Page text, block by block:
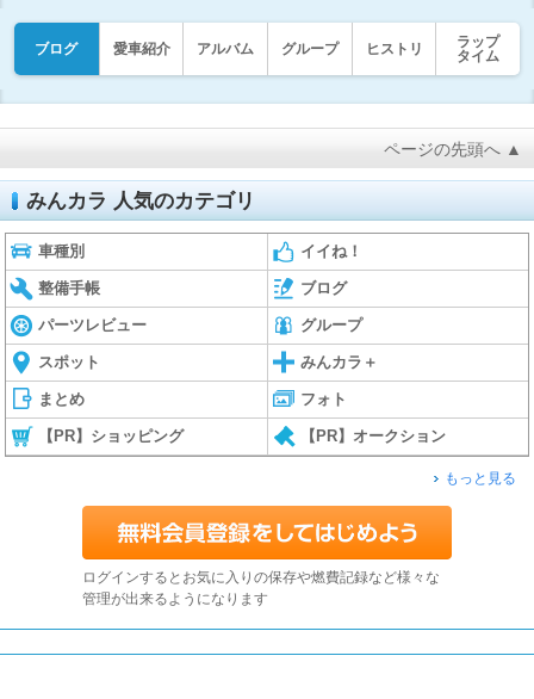
ブログ 愛車紹介 アルバム グループ ヒストリ
ラップ
タイム
ページの先頭へ ▲
みんカラ 人気のカテゴリ
車種別 イイね！
整備手帳 ブログ
パーツレビュー グループ
スポット みんカラ＋
まとめ フォト
【PR】ショッピング 【PR】オークション
もっと見る
ログインするとお気に入りの保存や燃費記録など様々な
管理が出来るようになります